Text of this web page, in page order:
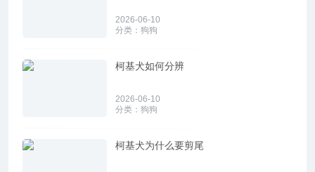
2026-06-10
分类： 狗狗
柯基犬如何分辨
2026-06-10
分类： 狗狗
柯基犬为什么要剪尾